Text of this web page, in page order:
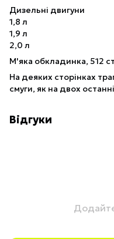
Дизельні двигуни
1,8 л
1,9 л
2,0 л
М'яка обкладинка, 512
На деяких сторінках
смуги, як на двох
Відгуки